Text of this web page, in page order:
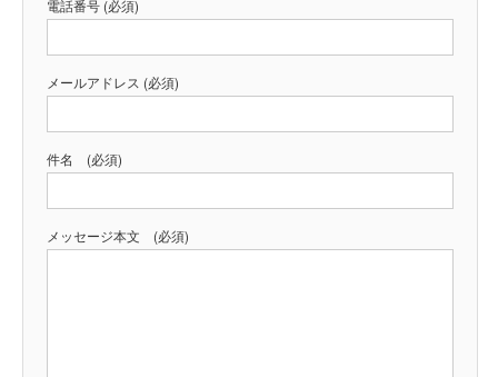
電話番号 (必須)
メールアドレス (必須)
件名 (必須)
メッセージ本文 (必須)